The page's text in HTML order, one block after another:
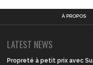
À PROPOS
LATEST NEWS
Propreté à petit prix avec